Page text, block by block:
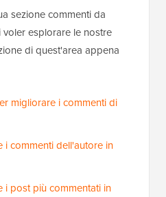
sezione commenti da
esplorare le nostre
di quest'area appena
migliorare i commenti di
i commenti dell'autore in
i post più commentati in